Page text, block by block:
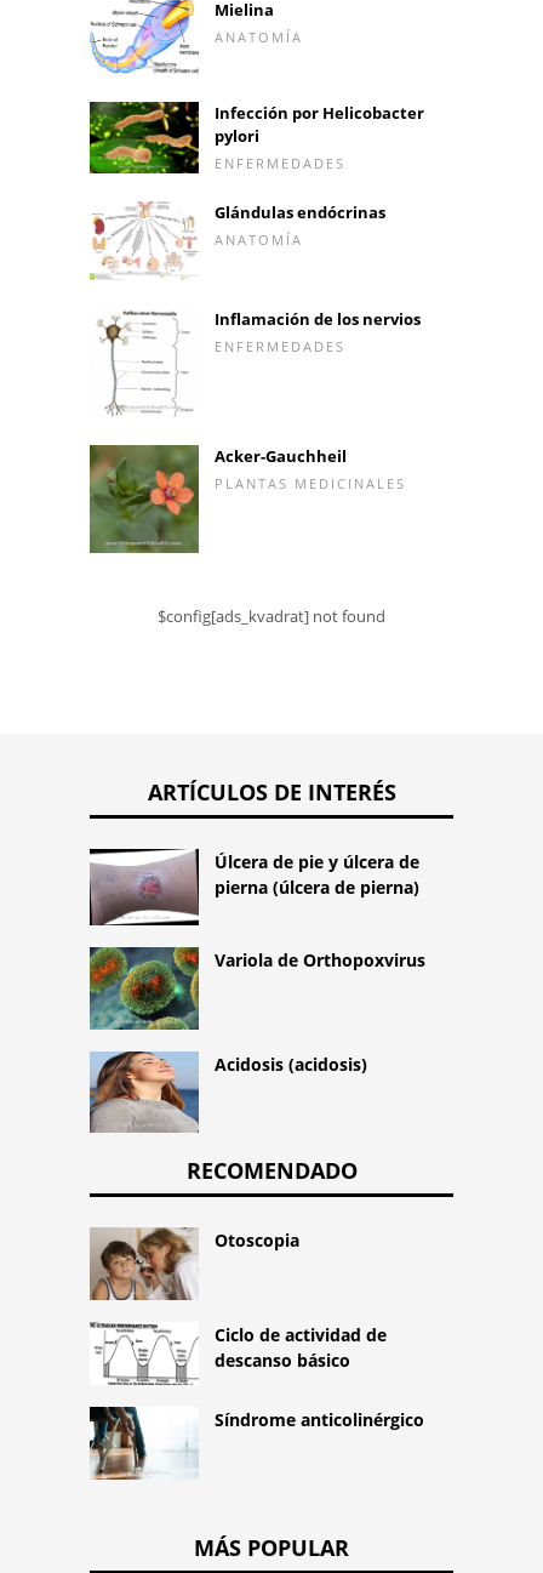
Mielina
ANATOMÍA
Infección por Helicobacter
pylori
ENFERMEDADES
Glándulas endócrinas
ANATOMÍA
Inflamación de los nervios
ENFERMEDADES
Acker-Gauchheil
PLANTAS MEDICINALES
$config[ads_kvadrat] not found
ARTÍCULOS DE INTERÉS
Úlcera de pie y úlcera de
pierna (úlcera de pierna)
Variola de Orthopoxvirus
Acidosis (acidosis)
RECOMENDADO
Otoscopia
Ciclo de actividad de
descanso básico
Síndrome anticolinérgico
MÁS POPULAR